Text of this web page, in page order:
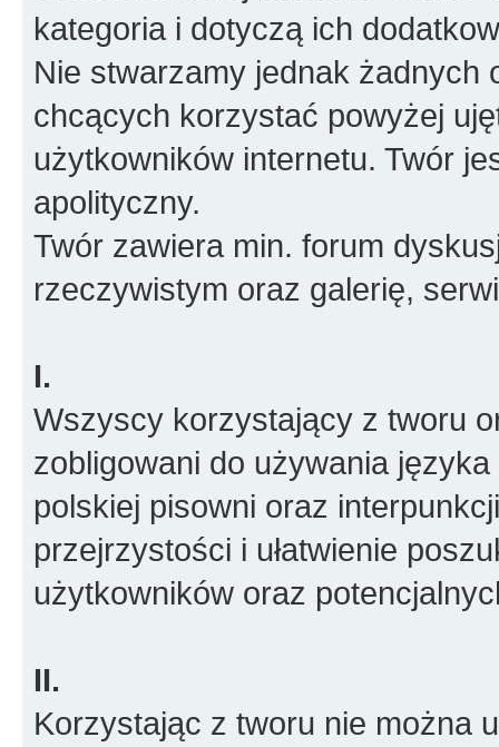
kategoria i dotyczą ich
Nie stwarzamy jednak żadnych
chcących korzystać powyżej
użytkowników internetu. Twór
apolityczny.
Twór zawiera min. forum
rzeczywistym oraz galerię,
I.
Wszyscy korzystający z tworu
zobligowani do używania
polskiej pisowni oraz
przejrzystości i ułatwienie
użytkowników oraz
II.
Korzystając z tworu nie można